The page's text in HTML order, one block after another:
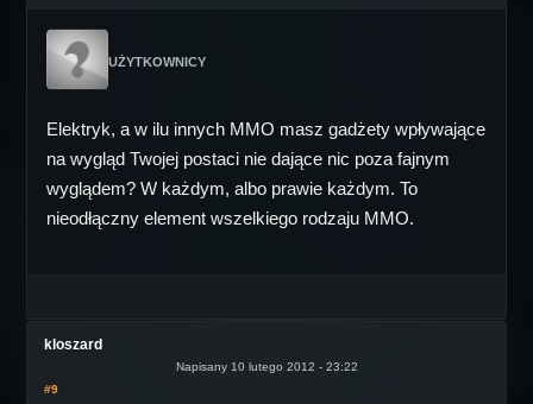
UŻYTKOWNICY
Elektryk, a w ilu innych MMO masz gadżety wpływające
na wygląd Twojej postaci nie dające nic poza fajnym
wyglądem? W każdym, albo prawie każdym. To
nieodłączny element wszelkiego rodzaju MMO.
kloszard
Napisany 10 lutego 2012 - 23:22
#9